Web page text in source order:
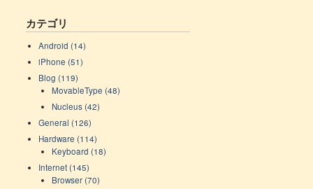
カテゴリ
Android (14)
iPhone (51)
Blog (119)
MovableType (48)
Nucleus (42)
General (126)
Hardware (114)
Keyboard (18)
Internet (145)
Browser (70)